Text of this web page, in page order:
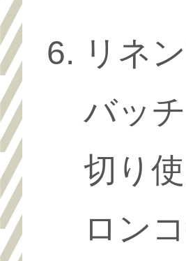
リネ
バッ
切り
ロン